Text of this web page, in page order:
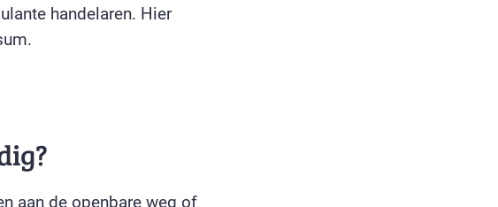
handelaren. Hier
aan de openbare weg of